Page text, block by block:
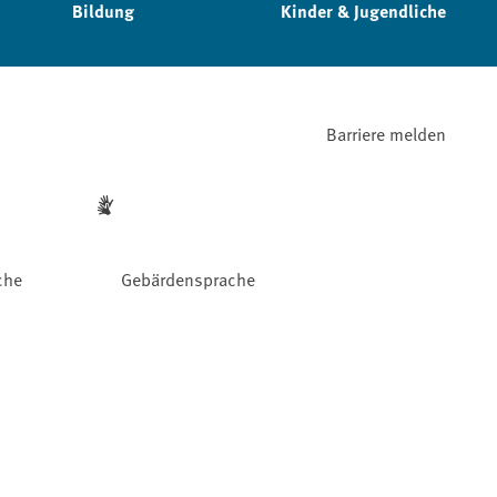
Bildung Kinder & Jugendliche
Gebärdensprache
Barriere melden